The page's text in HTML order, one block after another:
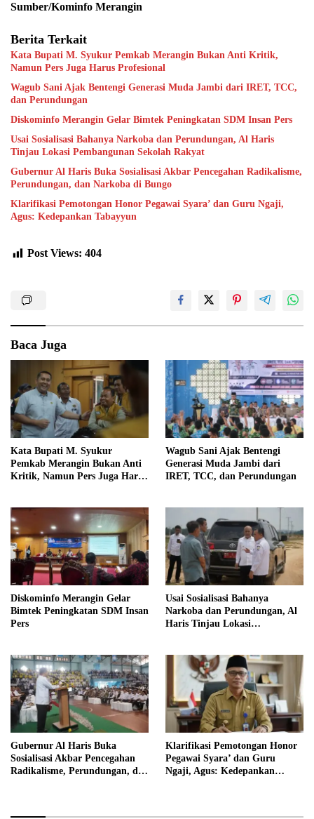
Sumber/Kominfo Merangin
Berita Terkait
Kata Bupati M. Syukur Pemkab Merangin Bukan Anti Kritik,
Namun Pers Juga Harus Profesional
Wagub Sani Ajak Bentengi Generasi Muda Jambi dari IRET, TCC,
dan Perundungan
Diskominfo Merangin Gelar Bimtek Peningkatan SDM Insan Pers
Usai Sosialisasi Bahanya Narkoba dan Perundungan, Al Haris
Tinjau Lokasi Pembangunan Sekolah Rakyat
Gubernur Al Haris Buka Sosialisasi Akbar Pencegahan Radikalisme,
Perundungan, dan Narkoba di Bungo
Klarifikasi Pemotongan Honor Pegawai Syara’ dan Guru Ngaji,
Agus: Kedepankan Tabayyun
Post Views: 404
Baca Juga
Kata Bupati M. Syukur
Pemkab Merangin Bukan Anti
Kritik, Namun Pers Juga Harus
Wagub Sani Ajak Bentengi
Generasi Muda Jambi dari
IRET, TCC, dan Perundungan
Diskominfo Merangin Gelar
Bimtek Peningkatan SDM Insan
Pers
Usai Sosialisasi Bahanya
Narkoba dan Perundungan, Al
Haris Tinjau Lokasi
Gubernur Al Haris Buka
Sosialisasi Akbar Pencegahan
Radikalisme, Perundungan, dan
Klarifikasi Pemotongan Honor
Pegawai Syara’ dan Guru
Ngaji, Agus: Kedepankan